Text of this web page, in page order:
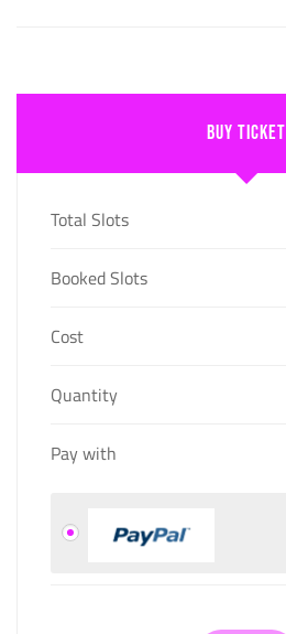
Buy Ticket
Total Slots
Booked Slots
Cost
Quantity
Pay with